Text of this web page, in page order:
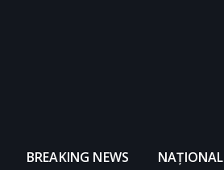
BREAKING NEWS NAŢIONAL